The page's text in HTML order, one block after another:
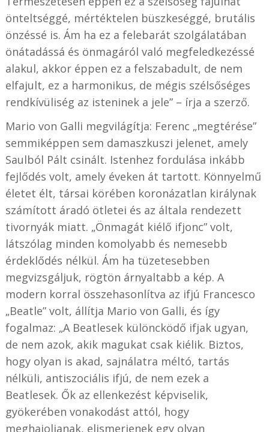
önteltséggé, mértéktelen büszkeséggé, brutális
önzéssé is. Ám ha ez a felebarát szolgálatában
önátadássá és önmagáról való megfeledkezéssé
alakul, akkor éppen ez a felszabadult, de nem
elfajult, ez a harmonikus, de mégis szélsőséges
rendkívüliség az isteninek a jele” – írja a szerző.
Mario von Galli megvilágítja: Ferenc „megtérése”
semmiképpen sem damaszkuszi jelenet, amely
Saulból Pált csinált. Istenhez fordulása inkább
fejlődés volt, amely éveken át tartott. Könnyelmű
életet élt, társai körében koronázatlan királynak
számított áradó ötletei és az általa rendezett
tivornyák miatt. „Önmagát kiélő ifjonc” volt,
látszólag minden komolyabb és nemesebb
érdeklődés nélkül. Ám ha tüzetesebben
megvizsgáljuk, rögtön árnyaltabb a kép. A
modern korral összehasonlítva az ifjú Francesco
„Beatle” volt, állítja Mario von Galli, és így
fogalmaz: „A Beatlesek különcködő ifjak ugyan,
de nem azok, akik magukat csak kiélik. Biztos,
hogy olyan is akad, sajnálatra méltó, tartás
nélküli, antiszociális ifjú, de nem ezek a
Beatlesek. Ők az ellenkezést képviselik,
gyökerében vonakodást attól, hogy
meghajoljanak, elismerjenek egy olyan